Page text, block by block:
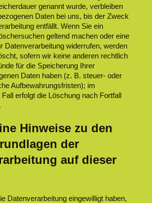
genannt wurde, verbleiben
Daten bei uns, bis der Zweck
entfällt. Wenn Sie ein
geltend machen oder eine
Datenverarbeitung widerrufen, werden
sofern wir keine anderen rechtlich
für die Speicherung Ihrer
Daten haben (z. B. steuer- oder
Aufbewahrungsfristen); im
Fall erfolgt die Löschung nach Fortfall
Hinweise zu den
der
auf dieser
Datenverarbeitung eingewilligt haben,